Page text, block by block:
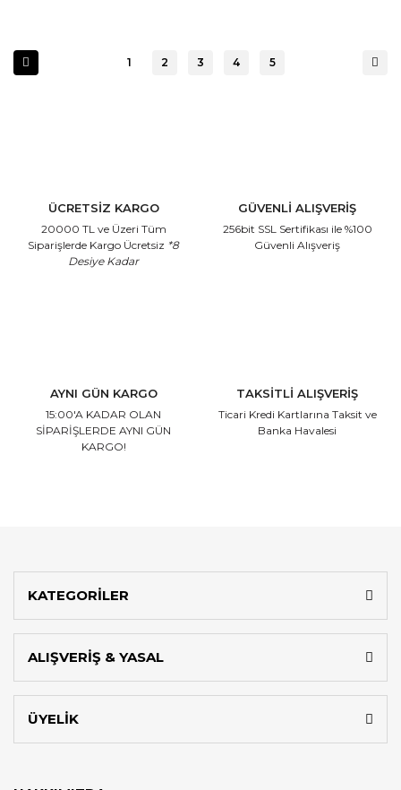
1 2 3 4 5
ÜCRETSİZ KARGO
20000 TL ve Üzeri Tüm
Siparişlerde Kargo Ücretsiz *8
Desiye Kadar
GÜVENLİ ALIŞVERİŞ
256bit SSL Sertifikası ile %100
Güvenli Alışveriş
AYNI GÜN KARGO
15:00'A KADAR OLAN
SİPARİŞLERDE AYNI GÜN
KARGO!
TAKSİTLİ ALIŞVERİŞ
Ticari Kredi Kartlarına Taksit ve
Banka Havalesi
KATEGORİLER
ALIŞVERİŞ & YASAL
ÜYELİK